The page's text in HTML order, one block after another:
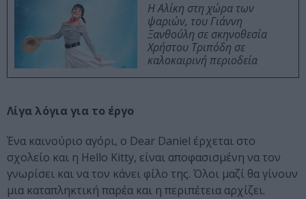
Η Αλίκη στη χώρα των
ψαριών, του Γιάννη
Ξανθούλη σε σκηνοθεσία
Χρήστου Τριπόδη σε
καλοκαιρινή περιοδεία
Λίγα λόγια για το έργο
Ένα καινούριο αγόρι, ο Dear Daniel έρχεται στο
σχολείο και η Hello Kitty, είναι αποφασισμένη να τον
γνωρίσει και να τον κάνει φίλο της. Όλοι μαζί θα γίνουν
μια καταπληκτική παρέα και η περιπέτεια αρχίζει.